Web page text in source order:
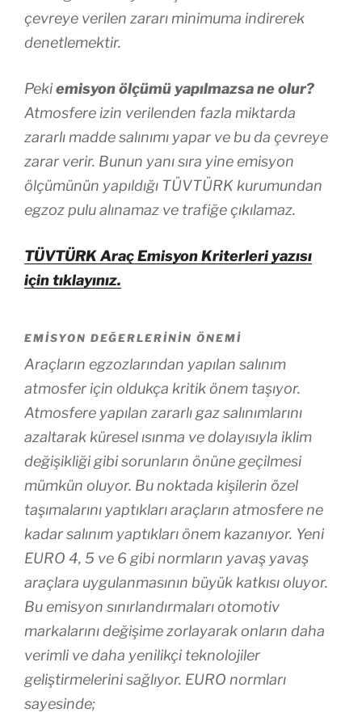
çevreye verilen zararı minimuma indirerek
denetlemektir.
Pekiemisyon ölçümü yapılmazsa ne olur?
Atmosfere izin verilenden fazla miktarda
zararlı madde salınımı yapar ve bu da çevreye
zarar verir. Bunun yanı sıra yine emisyon
ölçümünün yapıldığı TÜVTÜRK kurumundan
egzoz pulu alınamaz ve trafiğe çıkılamaz.
TÜVTÜRK Araç Emisyon Kriterleri yazısı
için tıklayınız.
EMISYON DEĞERLERININ ÖNEMI
Araçların egzozlarından yapılan salınım
atmosfer için oldukça kritik önem taşıyor.
Atmosfere yapılan zararlı gaz salınımlarını
azaltarak küresel ısınma ve dolayısıyla iklim
değişikliği gibi sorunların önüne geçilmesi
mümkün oluyor. Bu noktada kişilerin özel
taşımalarını yaptıkları araçların atmosfere ne
kadar salınım yaptıkları önem kazanıyor. Yeni
EURO 4, 5 ve 6 gibi normların yavaş yavaş
araçlara uygulanmasının büyük katkısı oluyor.
Bu emisyon sınırlandırmaları otomotiv
markalarını değişime zorlayarak onların daha
verimli ve daha yenilikçi teknolojiler
geliştirmelerini sağlıyor. EURO normları
sayesinde;